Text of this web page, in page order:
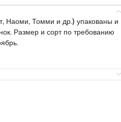
Наоми, Томми и др.) упакованы и
Размер и сорт по требованию